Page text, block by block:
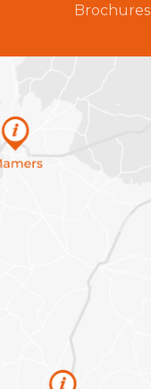
Brochures